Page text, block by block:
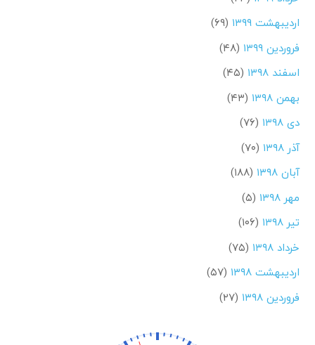
اردیبهشت ۱۳۹۹
(۶۹)
فروردین ۱۳۹۹
(۴۸)
اسفند ۱۳۹۸
(۴۵)
بهمن ۱۳۹۸
(۴۳)
دی ۱۳۹۸
(۷۶)
آذر ۱۳۹۸
(۷۰)
آبان ۱۳۹۸
(۱۸۸)
مهر ۱۳۹۸
(۵)
تیر ۱۳۹۸
(۱۰۶)
خرداد ۱۳۹۸
(۷۵)
اردیبهشت ۱۳۹۸
(۵۷)
فروردین ۱۳۹۸
(۲۷)